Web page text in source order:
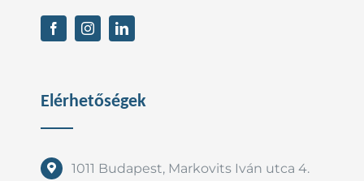
Elérhetőségek
1011 Budapest, Markovits Iván utca 4.